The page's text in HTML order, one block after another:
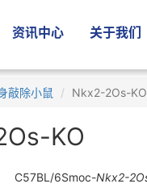
资讯中心 关于我们
敲除小鼠 Nkx2-2Os-KO
KO
C57BL/6Smoc-Nkx2-